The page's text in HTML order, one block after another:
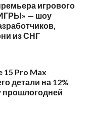
игрового
— шоу
из СНГ
15 Pro Max
детали на 12%
прошлогодней